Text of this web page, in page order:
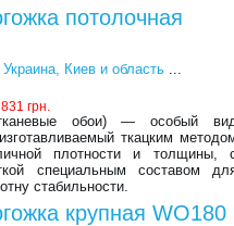
потолочная
Украина, Киев и область ...
831 грн.
обои) — особый
ткацким
плотности и толщины,
специальным составом
стабильности.
крупная WO180